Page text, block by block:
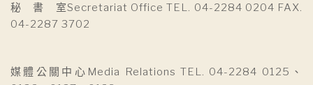
秘 書 室Secretariat Office TEL. 04-2284 0204 FAX.
04-2287 3702
媒體公關中心Media Relations TEL. 04-2284 0125、